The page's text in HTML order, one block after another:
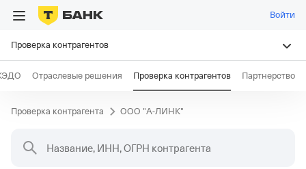
Войти
Проверка контрагентов
Отраслевые решения Проверка контрагентов Партнерство
Проверка контрагента ООО "А-ЛИНК"
Название, ИНН, ОГРН контрагента